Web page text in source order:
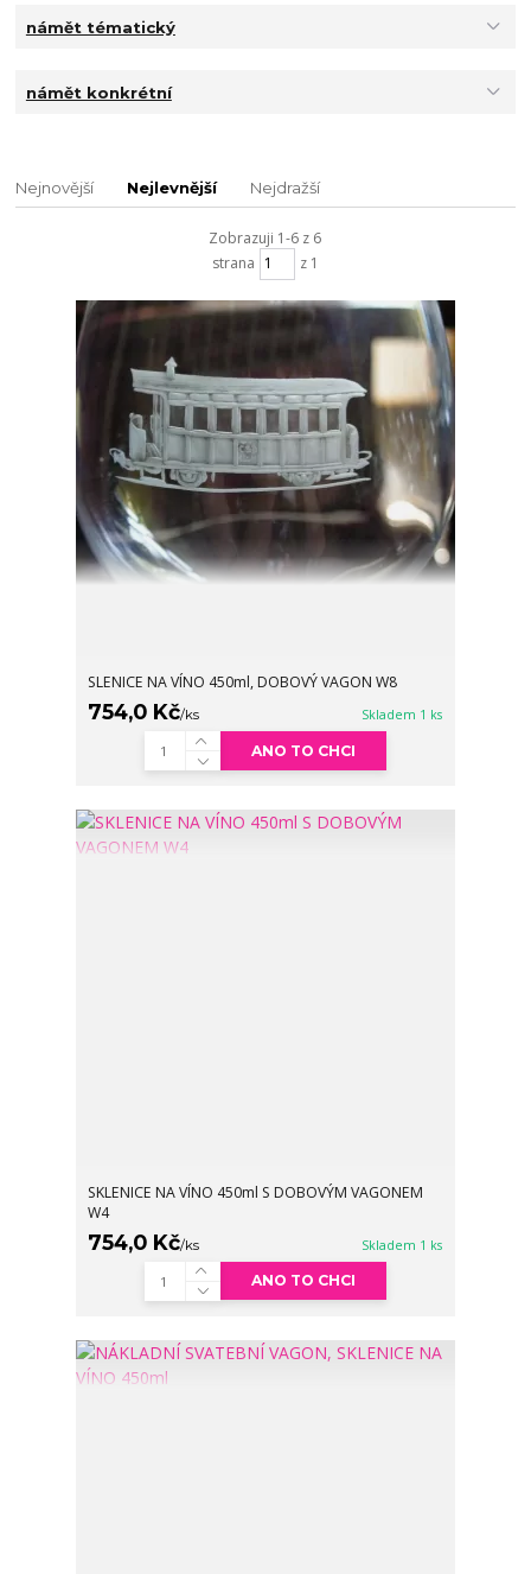
námět tématický
námět konkrétní
Nejnovější Nejlevnější Nejdražší
Zobrazuji 1-6 z 6
strana
z 1
SLENICE NA VÍNO 450ml, DOBOVÝ VAGON W8
754,0 Kč/ks Skladem 1 ks
ANO TO CHCI
SKLENICE NA VÍNO 450ml S DOBOVÝM VAGONEM
W4
754,0 Kč/ks Skladem 1 ks
ANO TO CHCI